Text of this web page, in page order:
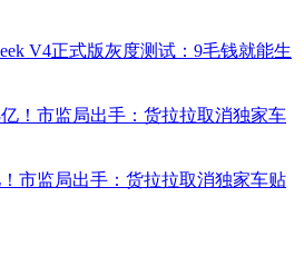
V4正式版灰度测试：9毛钱就能生
市监局出手：货拉拉取消独家车贴